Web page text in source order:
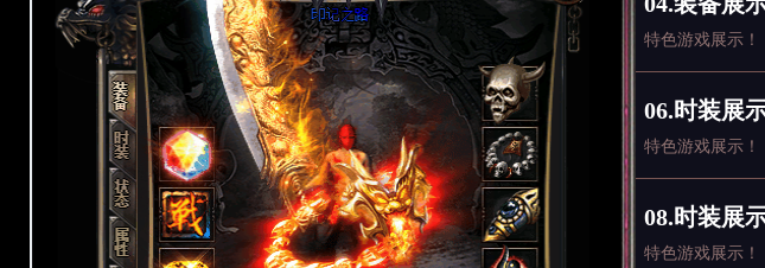
特色游戏展示！
06.时装展
特色游戏展示！
08.时装展
特色游戏展示！